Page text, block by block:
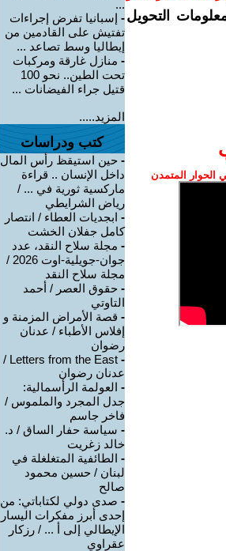
التحويل
المتمدن
...
- إسبانيا تفرض إجراءات
تفتيش على القادمين من
إيطاليا وسط تصاعد ...
- منازل غارقة ومركبات
تحت الطين.. نحو 100
قتيل جراء الفيضانات ...
المزيد.....
كتب ودراسات
- حين استيقظ رأس المال
داخل الإنسان .. قراءة
ماركسية ثورية في ... /
رياض الشرايطي
- ابجديات العطاء / انتصار
كامل جفلان الخشت
- مجلة سلاح النقد، عدد
جوان-جويلية-اوت 2026 /
مجلة سلاح النقد
- حقوق العصر / أحمد
التاوتي
- قصة الأمراض المزمنة و
إفلاس الأطباء / عدنان
رضوان
-
Letters from the East /
عدنان رضوان
- العولمة الرأسمالية:
جدل المجرد والملموس /
فاخر جاسم
- سياسة حفار الساق / د.
خالد زغريت
- الطائفية المتغلغلة في
لبنان / حسين محمود
صالح
- صدى دولي لكتاباتي: من
إحدى أبرز مفكرات اليسار
الإيطالي إلى أ ... / رزكار
عقراوي